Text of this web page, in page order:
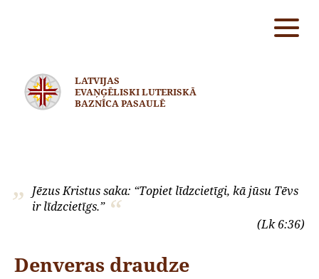
LATVIJAS
EVAŅĢĒLISKI LUTERISKĀ
BAZNĪCA PASAULĒ
Jēzus Kristus saka: “Topiet līdzcietīgi, kā jūsu Tēvs
ir līdzcietīgs.”
(Lk 6:36)
Denveras draudze